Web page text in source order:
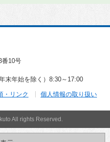
番10号
末年始を除く）8:30～17:00
・リンク 個人情報の取り扱い
All rights Reserved.